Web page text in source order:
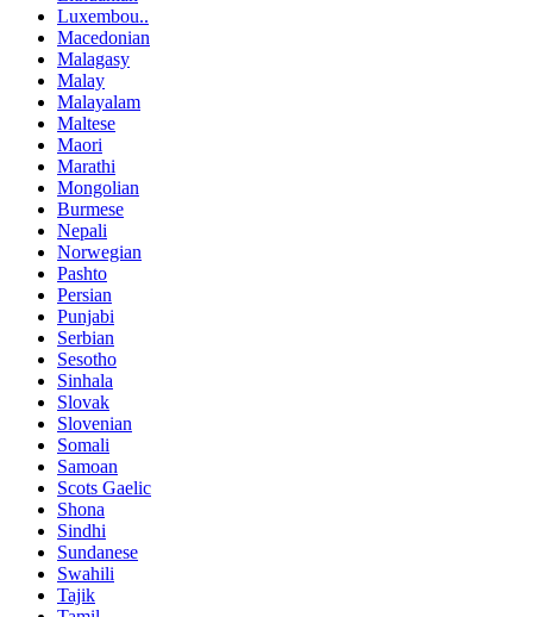
Luxembou..
Macedonian
Malagasy
Malay
Malayalam
Maltese
Maori
Marathi
Mongolian
Burmese
Nepali
Norwegian
Pashto
Persian
Punjabi
Serbian
Sesotho
Sinhala
Slovak
Slovenian
Somali
Samoan
Scots Gaelic
Shona
Sindhi
Sundanese
Swahili
Tajik